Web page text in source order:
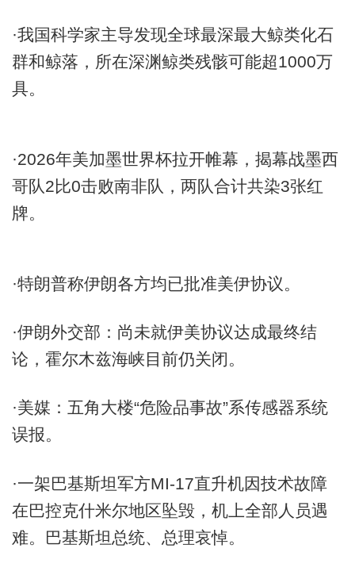
·我国科学家主导发现全球最深最大鲸类化石
群和鲸落，所在深渊鲸类残骸可能超1000万
具。
·2026年美加墨世界杯拉开帷幕，揭幕战墨西
哥队2比0击败南非队，两队合计共染3张红
牌。
·特朗普称伊朗各方均已批准美伊协议。
·伊朗外交部：尚未就伊美协议达成最终结
论，霍尔木兹海峡目前仍关闭。
·美媒：五角大楼“危险品事故”系传感器系统
误报。
·一架巴基斯坦军方MI-17直升机因技术故障
在巴控克什米尔地区坠毁，机上全部人员遇
难。巴基斯坦总统、总理哀悼。